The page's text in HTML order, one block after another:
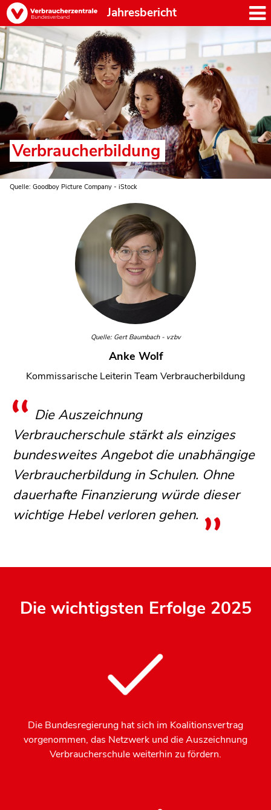
Jahresbericht
Quelle: Goodboy Picture Company - iStock
Verbraucherbildung
Quelle: Gert Baumbach - vzbv
Anke Wolf
Kommissarische Leiterin Team Verbraucherbildung
Die Auszeichnung
Verbraucherschule stärkt als einziges
bundesweites Angebot die unabhängige
Verbraucherbildung in Schulen. Ohne
dauerhafte Finanzierung würde dieser
wichtige Hebel verloren gehen.
Die wichtigsten Erfolge 2025
Die Bundesregierung hat sich im Koalitionsvertrag
vorgenommen, das Netzwerk und die Auszeichnung
Verbraucherschule weiterhin zu fördern.